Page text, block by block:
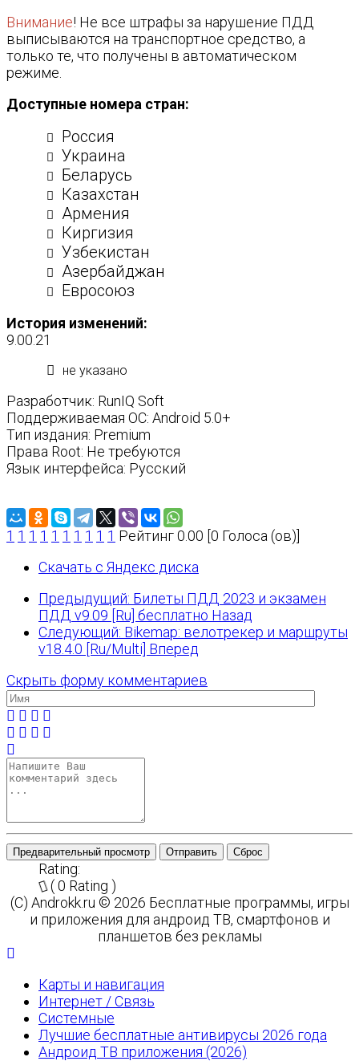
Внимание! Не все штрафы за нарушение ПДД
выписываются на транспортное средство, а
только те, что получены в автоматическом
режиме.
Доступные номера стран:
Россия
Украина
Беларусь
Казахстан
Армения
Киргизия
Узбекистан
Азербайджан
Евросоюз
История изменений:
9.00.21
не указано
Разработчик: RunIQ Soft
Поддерживаемая ОС: Android 5.0+
Тип издания: Premium
Права Root: Не требуются
Язык интерфейса: Русский
1 1 1 1 1 1 1 1 1 1 Рейтинг 0.00 [0 Голоса (ов)]
Скачать с Яндекс диска
Предыдущий: Билеты ПДД 2023 и экзамен
ПДД v9.09 [Ru] бесплатно Назад
Следующий: Bikemap: велотрекер и маршруты
v18.4.0 [Ru/Multi] Вперед
Скрыть форму комментариев
Предварительный просмотр Отправить Сброс
Rating:
( 0 Rating )
(C) Androkk.ru © 2026 Бесплатные программы, игры
и приложения для андроид ТВ, смартфонов и
планшетов без рекламы
Карты и навигация
Интернет / Связь
Системные
Лучшие бесплатные антивирусы 2026 года
Андроид ТВ приложения (2026)